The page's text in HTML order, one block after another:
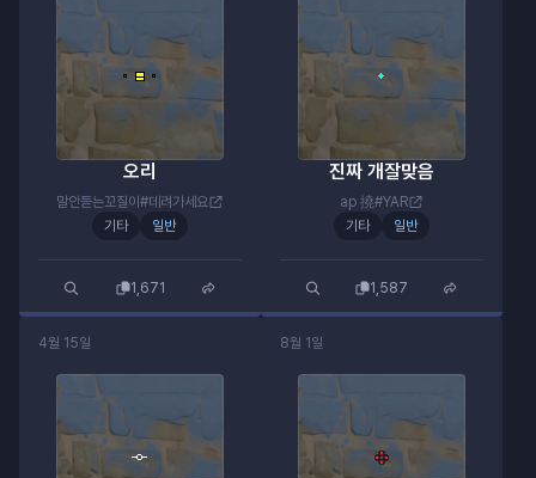
오리
말안듣는꼬질이#데려가세요
기타
일반
1,671
진짜 개잘맞음
ap 撓#YAR
기타
일반
1,587
4월 15일 8월 1일